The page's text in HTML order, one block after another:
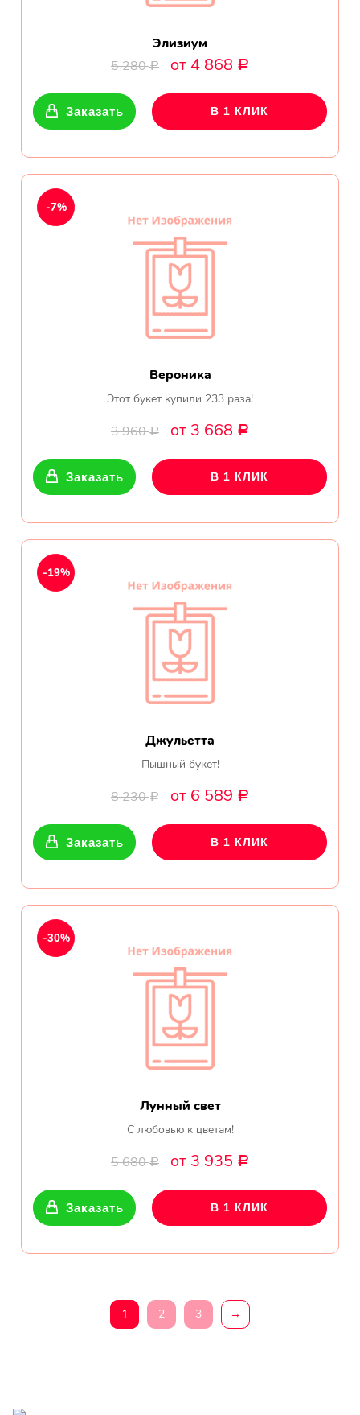
Элизиум
5 280Р от 4 868 Р
Заказать В 1 КЛИК
Вероника
Этот букет купили 233 раза!
3 960Р от 3 668 Р
-7%
Заказать В 1 КЛИК
Джульетта
Пышный букет!
8 230Р от 6 589 Р
-19%
Заказать В 1 КЛИК
Лунный свет
С любовью к цветам!
5 680Р от 3 935 Р
-30%
Заказать В 1 КЛИК
1 2 3 →